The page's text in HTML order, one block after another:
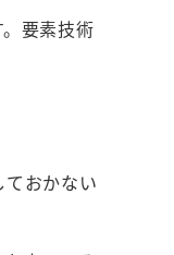
要素技術
おかない